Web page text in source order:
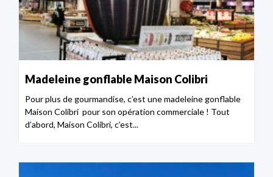
Madeleine gonflable Maison Colibri
Pour plus de gourmandise, c’est une madeleine gonflable
Maison Colibri pour son opération commerciale ! Tout
d’abord, Maison Colibri, c’est...